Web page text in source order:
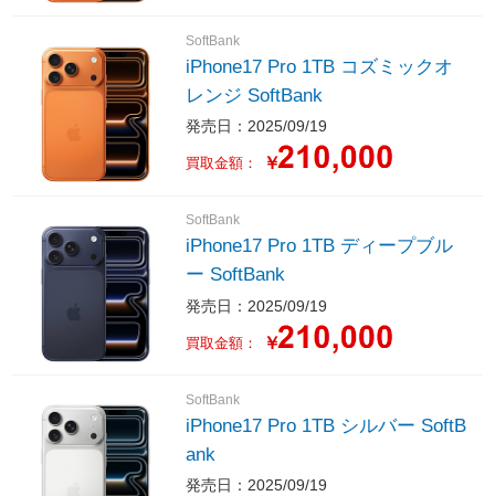
SoftBank
iPhone17 Pro 1TB コズミックオ
レンジ SoftBank
発売日：2025/09/19
買取金額： ￥
SoftBank
iPhone17 Pro 1TB ディープブル
ー SoftBank
発売日：2025/09/19
買取金額： ￥
SoftBank
iPhone17 Pro 1TB シルバー SoftB
ank
発売日：2025/09/19